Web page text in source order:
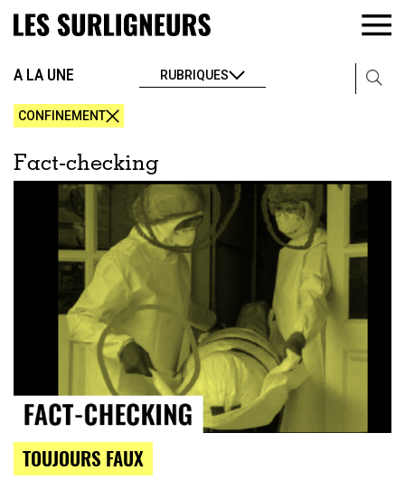
A LA UNE RUBRIQUES
CONFINEMENT
Fact-checking
TOUJOURS FAUX